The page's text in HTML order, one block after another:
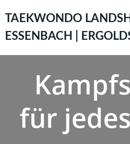
Inhalt
TAEKWONDO
ESSENBACH |
für